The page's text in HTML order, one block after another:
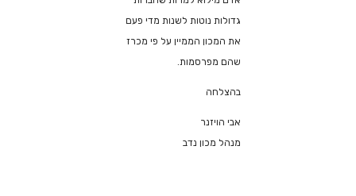
גדולות נוטות לשנות מדי פעם
את המכון הממיין על פי מכרז
שהם מפרסמות.
בהצלחה
אבי הויזנר
מנהל מכון נדב